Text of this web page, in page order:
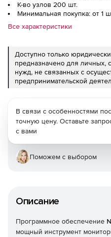
К-во узлов 200 шт.
Минимальная покупка: от 1
Все характеристики
Доступно только
предназначено для
нужд, не связанных с
предпринимательской
Описание
Программное обеспечение
мощный инструмент
В связи с особенностями
точную цену. Оставьте
с вами
Поможем с выбором